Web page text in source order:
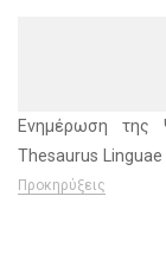
Ενημέρωση της
Thesaurus Linguae
Προκηρύξεις